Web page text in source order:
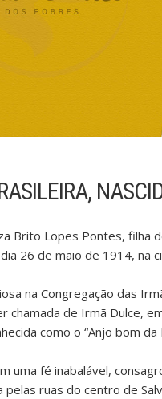
Brito Lopes Pontes, filha
26 de maio de 1914, na
na Congregação das
chamada de Irmã Dulce,
como o “Anjo bom da
uma fé inabalável,
pelas ruas do centro de